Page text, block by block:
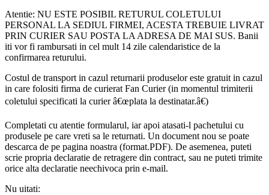
Atentie: NU ESTE POSIBIL RETURUL COLETULUI
PERSONAL LA SEDIUL FIRMEI, ACESTA TREBUIE LIVRAT
PRIN CURIER SAU POSTA LA ADRESA DE MAI SUS. Banii
iti vor fi rambursati in cel mult 14 zile calendaristice de la
confirmarea returului.
Costul de transport in cazul returnarii produselor este gratuit in cazul
in care folositi firma de curierat Fan Curier (in momentul trimiterii
coletului specificati la curier â€œplata la destinatar.â€)
Completati cu atentie formularul, iar apoi atasati-l pachetului cu
produsele pe care vreti sa le returnati. Un document nou se poate
descarca de pe pagina noastra (format.PDF). De asemenea, puteti
scrie propria declaratie de retragere din contract, sau ne puteti trimite
orice alta declaratie neechivoca prin e-mail.
Nu uitati: